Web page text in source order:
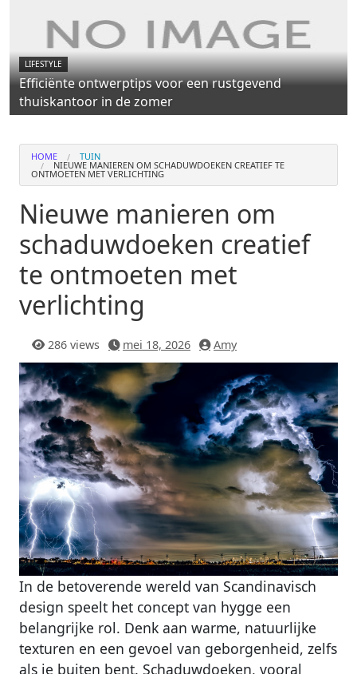
LIFESTYLE
Efficiënte ontwerptips voor een rustgevend
thuiskantoor in de zomer
HOME TUIN
NIEUWE MANIEREN OM SCHADUWDOEKEN CREATIEF TE
ONTMOETEN MET VERLICHTING
Nieuwe manieren om
schaduwdoeken creatief
te ontmoeten met
verlichting
286 views mei 18, 2026 Amy
In de betoverende wereld van Scandinavisch
design speelt het concept van hygge een
belangrijke rol. Denk aan warme, natuurlijke
texturen en een gevoel van geborgenheid, zelfs
als je buiten bent. Schaduwdoeken, vooral